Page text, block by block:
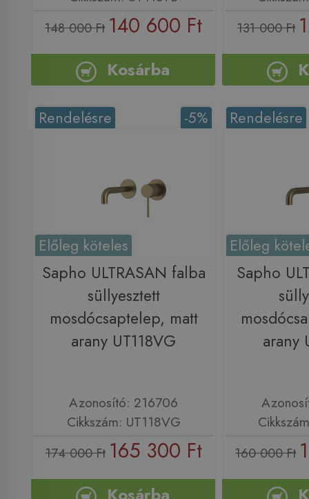
148 000 Ft 140 600 Ft
Kosárba
131 000 Ft
-5%
Rendelésre
Előleg köteles
Sapho ULTRASAN falba
süllyesztett
mosdócsaptelep, matt
arany UT118VG
Azonosító: 216706
Cikkszám: UT118VG
174 000 Ft 165 300 Ft
Rendelésre
Előleg
Sapho
arany
160 000 Ft